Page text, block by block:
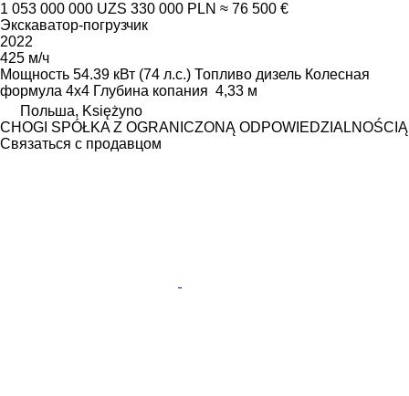
1 053 000 000 UZS 330 000 PLN ≈ 76 500 €
Экскаватор-погрузчик
2022
425 м/ч
Мощность 54.39 кВт (74 л.с.) Топливо дизель Колесная
формула 4x4 Глубина копания 4,33 м
Польша, Księżyno
CHOGI SPÓŁKA Z OGRANICZONĄ ODPOWIEDZIALNOŚCIĄ
Связаться с продавцом